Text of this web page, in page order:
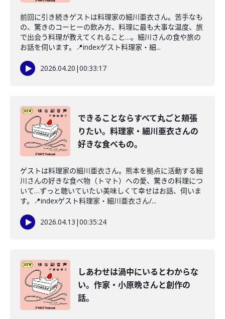
前回に引き続きゲストは料理家の細川亜衣さん。苦手なも
の、驚きのコーヒーの飲み方、料理に最も大事な温度、旅
で出会う料理が教えてくれること…。細川さんの食や旅の
お話を伺います。📍indexゲスト料理家・細...
2026.04.20 |00:33:17
できることならすべて丸ごと頬張
りたい。料理家・細川亜衣さんの
好きな食べもの。
ゲストは料理家の細川亜衣さん。熊本を拠点に活動する細
川さんの好きな食べ物（トマト）への愛、驚きの料理につ
いて…ずっと聴いていたい美味しくて幸せはお話、伺いま
す。📍indexゲスト料理家・細川亜衣さん/...
2026.04.13 |00:35:24
しあわせは渦中にいるとわからな
い。作家・小原晩さんと創作の
話。